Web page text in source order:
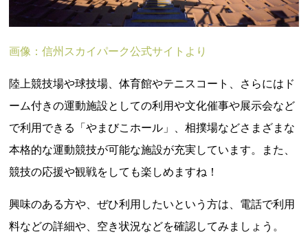
画像：信州スカイパーク公式サイトより
陸上競技場や球技場、体育館やテニスコート、さらにはド
ーム付きの運動施設としての利用や文化催事や展示会など
で利用できる「やまびこホール」、相撲場などさまざまな
本格的な運動競技が可能な施設が充実しています。また、
競技の応援や観戦をしても楽しめますね！
興味のある方や、ぜひ利用したいという方は、電話で利用
料などの詳細や、空き状況などを確認してみましょう。